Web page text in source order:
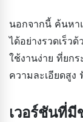
นอกจากนี้ ค้นหา
ได้อย่างรวดเร็ว
ใช้งานง่าย ที่ยก
ความละเอียดสูง
เวอร์ชันที่มี